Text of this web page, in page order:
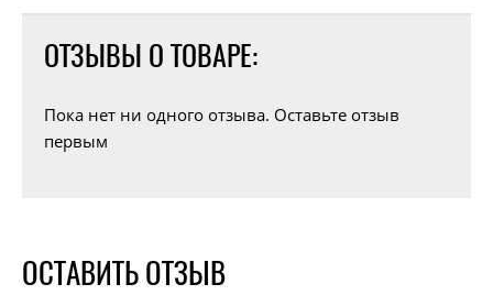
ОТЗЫВЫ О ТОВАРЕ:
Пока нет ни одного отзыва. Оставьте отзыв
первым
ОСТАВИТЬ ОТЗЫВ